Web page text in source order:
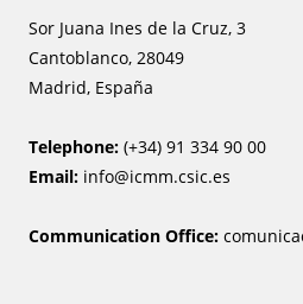
Sor Juana Ines de la Cruz, 3
Cantoblanco, 28049
Madrid, España
Telephone: (+34) 91 334 90 00
Email: info@icmm.csic.es
Communication Office: